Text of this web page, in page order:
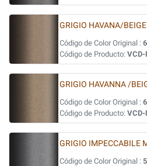
GRIGIO HAVANA/
Código de Color Original :
Código de Producto:
GRIGIO HAVANNA /
Código de Color Original :
Código de Producto:
GRIGIO IMPECCABILE
Código de Color Original :